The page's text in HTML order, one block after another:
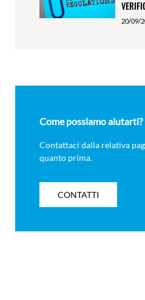
20/09/
Come possiamo aiutarti?
Contattaci dalla relativa
quanto prima.
CONTATTI